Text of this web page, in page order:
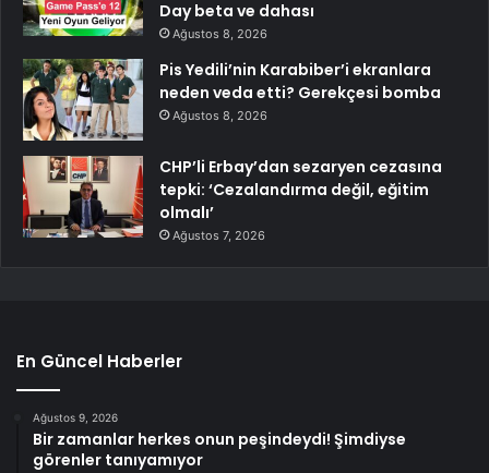
Day beta ve dahası
Ağustos 8, 2026
Pis Yedili’nin Karabiber’i ekranlara
neden veda etti? Gerekçesi bomba
Ağustos 8, 2026
CHP’li Erbay’dan sezaryen cezasına
tepki: ‘Cezalandırma değil, eğitim
olmalı’
Ağustos 7, 2026
En Güncel Haberler
Ağustos 9, 2026
Bir zamanlar herkes onun peşindeydi! Şimdiyse
görenler tanıyamıyor